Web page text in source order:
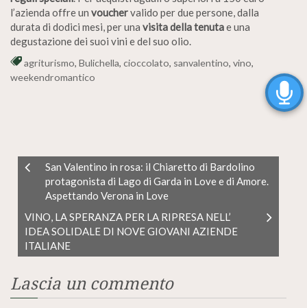
l’azienda offre un vouchervalido per due persone, dalla
durata di dodici mesi, per una visita della tenutae una
degustazione dei suoi vini e del suo olio.
agriturismo, Bulichella, cioccolato, sanvalentino, vino,
weekendromantico
San Valentino in rosa: il Chiaretto di Bardolino
protagonista di Lago di Garda in Love e di Amore.
Aspettando Verona in Love
VINO, LA SPERANZA PER LA RIPRESA NELL’
IDEA SOLIDALE DI NOVE GIOVANI AZIENDE
ITALIANE
Lascia un commento